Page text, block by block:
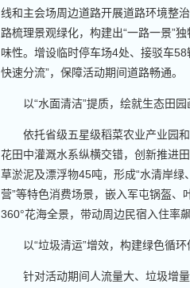
线和主会场周边道路开展道路环境整
路梳理景观绿化，构建出“一路一景”
味性。增设临时停车场4处、接驳车
快速分流”，保障活动期间道路畅通。
以“水面清洁”提质，绘就生态田园
依托省级五星级稻菜农业产业园和
花田中灌溉水系纵横交错，创新推进
草淤泥及漂浮物45吨，形成“水清岸绿
营”等特色消费场景，嵌入军屯锅盔
360°花海全景，带动周边民宿入住率飙
以“垃圾清运”增效，构建绿色循环
针对活动期间人流量大、垃圾增量